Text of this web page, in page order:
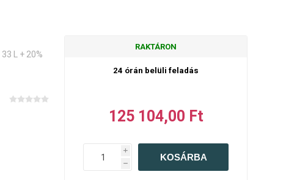
L + 20%
RAKTÁRON
24 órán belüli feladás
125 104,00 Ft
i
h